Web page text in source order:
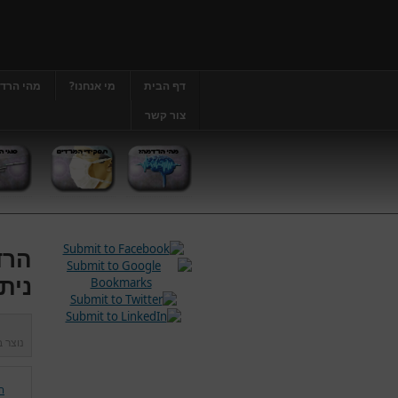
דף הבית מי אנחנו? מהי
צור קשר
נוצר